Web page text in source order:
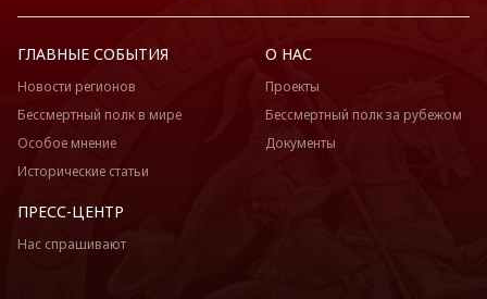
ГЛАВНЫЕ СОБЫТИЯ
Новости регионов
Бессмертный полк в мире
Особое мнение
Исторические статьи
О НАС
Проекты
Бессмертный полк за рубежом
Документы
ПРЕСС-ЦЕНТР
Нас спрашивают